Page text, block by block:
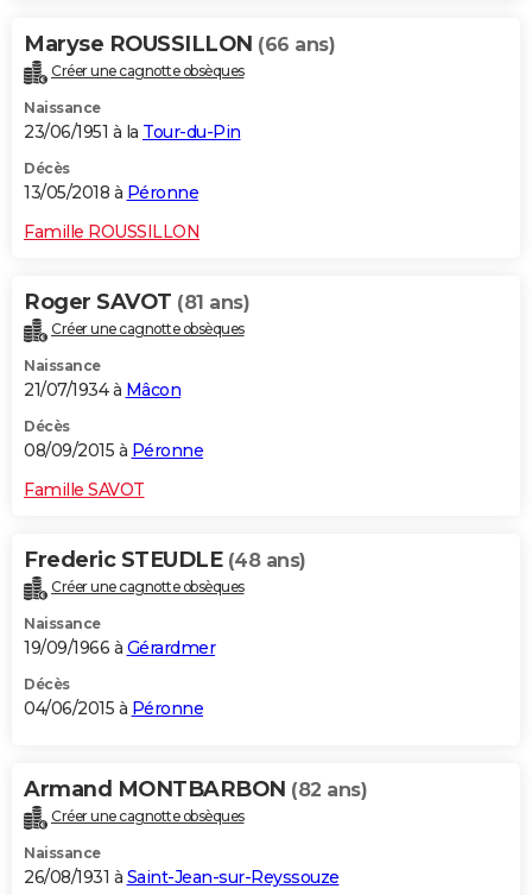
Maryse ROUSSILLON (66 ans)
Créer une cagnotte obsèques
Naissance
23/06/1951 à la Tour-du-Pin
Décès
13/05/2018 à Péronne
Famille ROUSSILLON
Roger SAVOT (81 ans)
Créer une cagnotte obsèques
Naissance
21/07/1934 à Mâcon
Décès
08/09/2015 à Péronne
Famille SAVOT
Frederic STEUDLE (48 ans)
Créer une cagnotte obsèques
Naissance
19/09/1966 à Gérardmer
Décès
04/06/2015 à Péronne
Armand MONTBARBON (82 ans)
Créer une cagnotte obsèques
Naissance
26/08/1931 à Saint-Jean-sur-Reyssouze